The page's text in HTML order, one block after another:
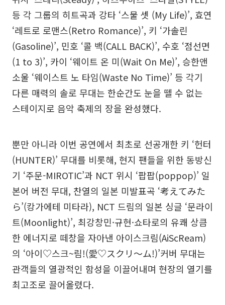
등 각 그룹의 히트곡과 강타 ‘스물 셋 (My Life)’, 효연
‘레트로 로맨스(Retro Romance)’, 키 ‘가솔린
(Gasoline)’, 민호 ‘콜 백(CALL BACK)’, 수호 ‘점선면
(1 to 3)’, 카이 ‘웨이트 온 미(Wait On Me)’, 승한앤
소울 ‘웨이스트 노 타임(Waste No Time)’ 등 각기
다른 매력의 솔로 무대는 한순간도 눈을 뗄 수 없는
스테이지로 음악 축제의 장을 완성했다.
뿐만 아니라 이번 공연에서 최초로 선공개한 키 ‘헌터
(HUNTER)’ 무대를 비롯해, 현지 팬들을 위한 동방신
기 ‘주문-MIROTIC’과 NCT 위시 ‘팝팝(poppop)’ 일
본어 버전 무대, 찬열의 일본 미발표곡 ‘考えてみた
ら’(캉가에테 미타라), NCT 드림의 일본 싱글 ‘문라이
트(Moonlight)’, 최강창민·규현·쇼타로의 유쾌 상큼
한 에너지로 떼창을 자아낸 아이스크림(AiScReam)
의 ‘아이♡스크~림!(愛♡スクリ～ム!)’커버 무대는
관객들의 열광적인 함성을 이끌어내며 현장의 열기를
최고조로 끌어올렸다.